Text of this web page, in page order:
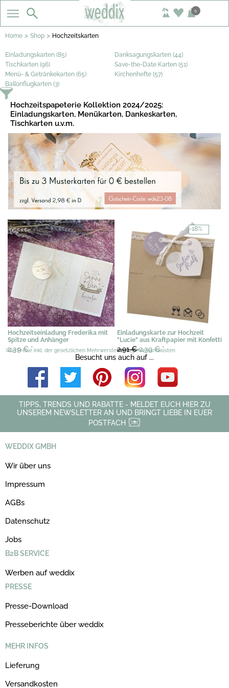
0
Home > Shop > Hochzeitskarten
Einladungskarten (85)
Danksagungskarten (44)
Tischkarten (96)
Save-the-Date Karten (51)
Menü- & Getränkekarten (65)
Kirchenhefte (57)
Ballonflugkarten (3)
Hochzeitspapeterie Kollektion 2024/2025:
Einladungskarten, Menükarten, Dankeskarten,
Tischkarten u.v.m.
Hochzeitseinladung Frederika mit
Spitze und Anhänger
2,39 €*
-18%
Einladungskarte zur Hochzeit
"Lucie" aus Kraftpapier mit Konfetti
2,91 €2,39 €*
*Alle Preise inkl. der gesetzlichen Mehrwersteuer, zzgl. Versandkosten
Besucht uns auch auf ...
TIPPS, TRENDS UND RABATTE - MELDET EUCH HIER ZU
UNSEREM NEWSLETTER AN UND BRINGT LIEBE IN EUER
POSTFACH
WEDDIX GMBH
Wir über uns
Impressum
AGBs
Datenschutz
Jobs
B2B SERVICE
Werben auf weddix
PRESSE
Presse-Download
Presseberichte über weddix
MEHR INFOS
Lieferung
Versandkosten